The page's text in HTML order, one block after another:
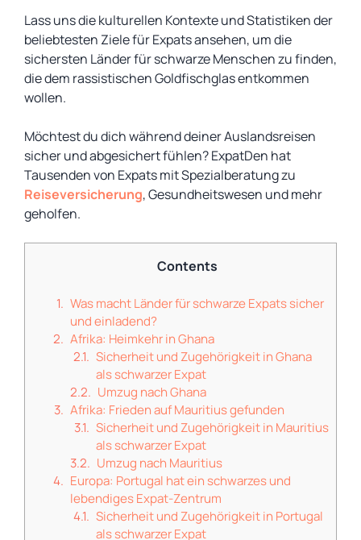
Lass uns die kulturellen Kontexte und Statistiken der
beliebtesten Ziele für Expats ansehen, um die
sichersten Länder für schwarze Menschen zu finden,
die dem rassistischen Goldfischglas entkommen
wollen.
Möchtest du dich während deiner Auslandsreisen
sicher und abgesichert fühlen? ExpatDen hat
Tausenden von Expats mit Spezialberatung zu
Reiseversicherung,Gesundheitswesen und mehr
geholfen.
Contents
Was macht Länder für schwarze Expats sicher
und einladend?
Afrika: Heimkehr in Ghana
Sicherheit und Zugehörigkeit in Ghana
als schwarzer Expat
Umzug nach Ghana
Afrika: Frieden auf Mauritius gefunden
Sicherheit und Zugehörigkeit in Mauritius
als schwarzer Expat
Umzug nach Mauritius
Europa: Portugal hat ein schwarzes und
lebendiges Expat-Zentrum
Sicherheit und Zugehörigkeit in Portugal
als schwarzer Expat